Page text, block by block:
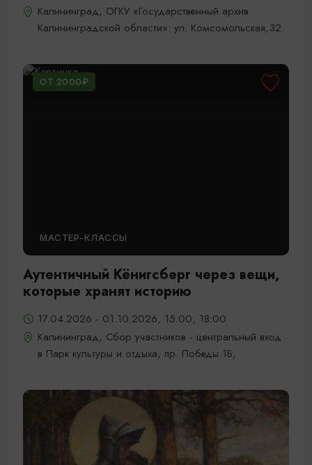
Калининград, ОГКУ «Государственный архив
Калининградской области»: ул. Комсомольская,32.
ОТ 2000₽
МАСТЕР-КЛАССЫ
Аутентичный Кёнигсберг через вещи,
которые хранят историю
17.04.2026 - 01.10.2026, 15:00, 18:00
Калининград, Сбор участников - центральный вход
в Парк культуры и отдыха, пр. Победы 1Б,